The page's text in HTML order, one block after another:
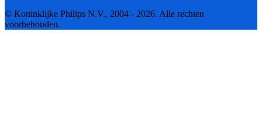
© Koninklijke Philips N.V., 2004 - 2026. Alle rechten
voorbehouden.